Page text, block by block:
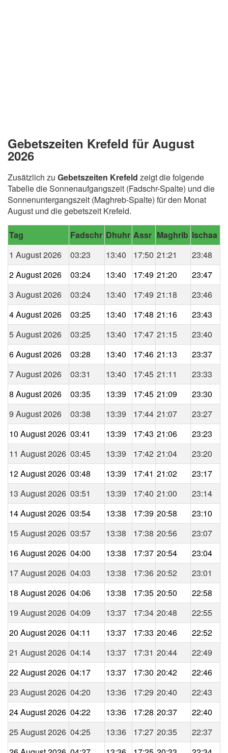
Gebetszeiten Krefeld für August
2026
Zusätzlich zu Gebetszeiten Krefeld zeigt die folgende
Tabelle die Sonnenaufgangszeit (Fadschr-Spalte) und die
Sonnenuntergangszeit (Maghreb-Spalte) für den Monat
August und die gebetszeit Krefeld.
Tag Fadschr Dhuhr Assr Maghrib Ischaa
1 August 2026
03:23 13:40 17:50 21:21
23:48
2 August 2026
03:24 13:40 17:49 21:20
23:47
3 August 2026
03:24 13:40 17:49 21:18
23:46
4 August 2026
03:25 13:40 17:48 21:16
23:43
5 August 2026
03:25 13:40 17:47 21:15
23:40
6 August 2026
03:28 13:40 17:46 21:13
23:37
7 August 2026
03:31 13:40 17:45 21:11
23:33
8 August 2026
03:35 13:39 17:45 21:09
23:30
9 August 2026
03:38 13:39 17:44 21:07
23:27
10 August 2026 03:41 13:39 17:43 21:06
23:23
11 August 2026 03:45 13:39 17:42 21:04
23:20
12 August 2026 03:48 13:39 17:41 21:02
23:17
13 August 2026 03:51 13:39 17:40 21:00
23:14
14 August 2026 03:54 13:38 17:39 20:58
23:10
15 August 2026 03:57 13:38 17:38 20:56
23:07
16 August 2026 04:00 13:38 17:37 20:54
23:04
17 August 2026 04:03 13:38 17:36 20:52
23:01
18 August 2026 04:06 13:38 17:35 20:50
22:58
19 August 2026 04:09 13:37 17:34 20:48
22:55
20 August 2026 04:11 13:37 17:33 20:46
22:52
21 August 2026 04:14 13:37 17:31 20:44
22:49
22 August 2026 04:17 13:37 17:30 20:42
22:46
23 August 2026 04:20 13:36 17:29 20:40
22:43
24 August 2026 04:22 13:36 17:28 20:37
22:40
25 August 2026 04:25 13:36 17:27 20:35
22:37